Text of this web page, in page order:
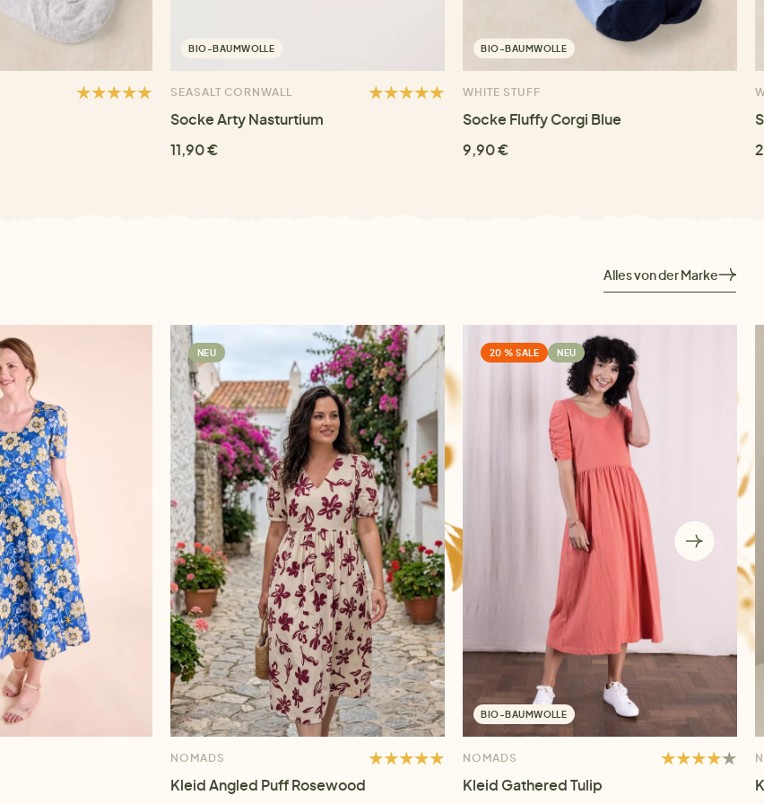
BIO-BAUMWOLLE
SEASALT CORNWALL
Socke Arty Nasturtium
11,90 €
BIO-BAUMWOLLE
WHITE STUFF
Socke Fluffy Corgi Blue
9,90 €
Alles von der Marke
NEU
NOMADS
Kleid Angled Puff Rosewood
20 % SALE NEU
BIO-BAUMWOLLE
NOMADS
Kleid Gathered Tulip